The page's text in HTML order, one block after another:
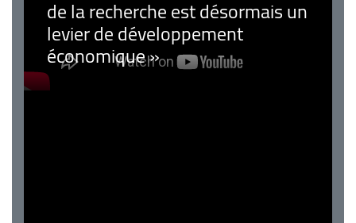
de la recherche est désormais un
levier de développement
économique »